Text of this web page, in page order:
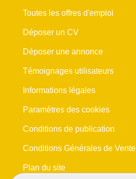
Toutes les offres d'emploi
Déposer un CV
Déposer une annonce
Témoignages utilisateurs
Informations légales
Paramètres des cookies
Conditions de publication
Conditions Générales de Vente
Plan du site